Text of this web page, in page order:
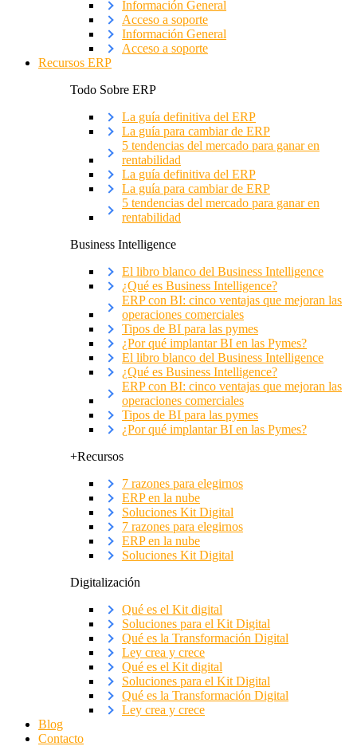
Información General
Acceso a soporte
Información General
Acceso a soporte
Recursos ERP
Todo Sobre ERP
La guía definitiva del ERP
La guía para cambiar de ERP
5 tendencias del mercado para ganar en
rentabilidad
La guía definitiva del ERP
La guía para cambiar de ERP
5 tendencias del mercado para ganar en
rentabilidad
Business Intelligence
El libro blanco del Business Intelligence
¿Qué es Business Intelligence?
ERP con BI: cinco ventajas que mejoran las
operaciones comerciales
Tipos de BI para las pymes
¿Por qué implantar BI en las Pymes?
El libro blanco del Business Intelligence
¿Qué es Business Intelligence?
ERP con BI: cinco ventajas que mejoran las
operaciones comerciales
Tipos de BI para las pymes
¿Por qué implantar BI en las Pymes?
+Recursos
7 razones para elegirnos
ERP en la nube
Soluciones Kit Digital
7 razones para elegirnos
ERP en la nube
Soluciones Kit Digital
Digitalización
Qué es el Kit digital
Soluciones para el Kit Digital
Qué es la Transformación Digital
Ley crea y crece
Qué es el Kit digital
Soluciones para el Kit Digital
Qué es la Transformación Digital
Ley crea y crece
Blog
Contacto